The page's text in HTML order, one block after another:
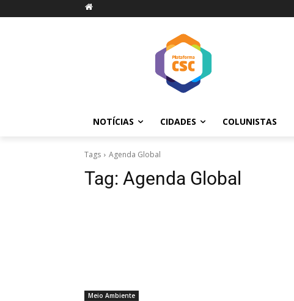
NOTÍCIAS CIDADES COLUNISTAS
Tags Agenda Global
Tag: Agenda Global
Meio Ambiente